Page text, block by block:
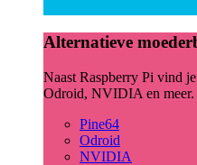
Alternatieve
Naast Raspberry Pi vind
Odroid, NVIDIA en meer.
Pine64
Odroid
NVIDIA